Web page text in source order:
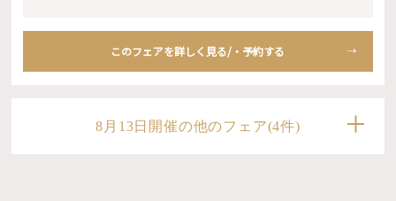
このフェアを詳しく見る/・予約する
8月13日開催の他のフェア(4件)